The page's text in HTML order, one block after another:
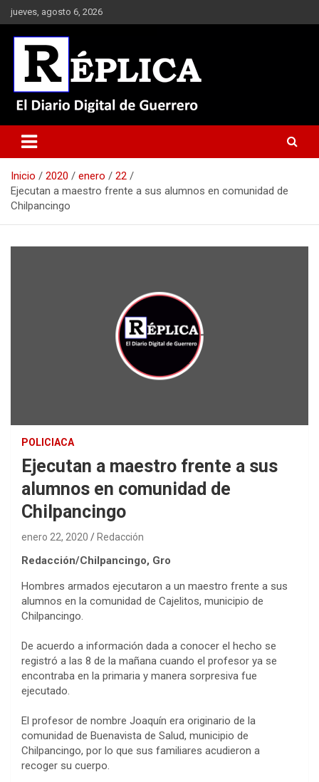
Saltar
al
contenido
jueves, agosto 6, 2026
Réplica
Inicio 2020 enero
22
Ejecutan a maestro frente a sus alumnos en comunidad de
Chilpancingo
POLICIACA
Ejecutan a maestro frente a sus
alumnos en comunidad de
Chilpancingo
enero 22, 2020 Redacción
Redacción/Chilpancingo, Gro
Hombres armados ejecutaron a un maestro frente a sus
alumnos en la comunidad de Cajelitos, municipio de
Chilpancingo.
De acuerdo a información dada a conocer el hecho se
registró a las 8 de la mañana cuando el profesor ya se
encontraba en la primaria y manera sorpresiva fue
ejecutado.
El profesor de nombre Joaquín era originario de la
comunidad de Buenavista de Salud, municipio de
Chilpancingo, por lo que sus familiares acudieron a
recoger su cuerpo.